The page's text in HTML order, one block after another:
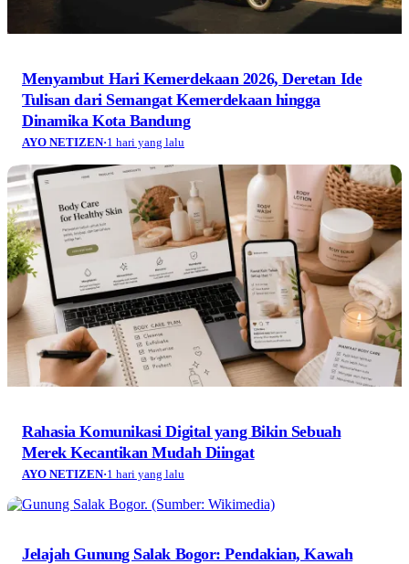
Menyambut Hari Kemerdekaan 2026, Deretan Ide
Tulisan dari Semangat Kemerdekaan hingga
Dinamika Kota Bandung
AYO NETIZEN·1 hari yang lalu
Rahasia Komunikasi Digital yang Bikin Sebuah
Merek Kecantikan Mudah Diingat
AYO NETIZEN·1 hari yang lalu
Jelajah Gunung Salak Bogor: Pendakian, Kawah